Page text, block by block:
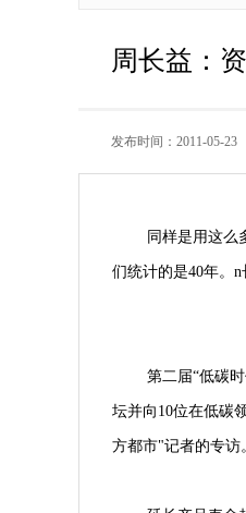
周长益：
发布时间：2011-05-23
同样是用这么
们统计的是40年。
―――工
第二届“低碳
坛并向10位在低碳
方都市"记者的专访